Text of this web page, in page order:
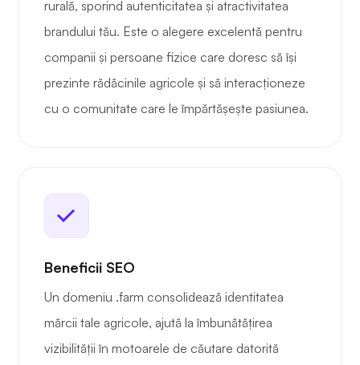
rurală, sporind autenticitatea și atractivitatea
brandului tău. Este o alegere excelentă pentru
companii și persoane fizice care doresc să își
prezinte rădăcinile agricole și să interacționeze
cu o comunitate care le împărtășește pasiunea.
Beneficii SEO
Un domeniu .farm consolidează identitatea
mărcii tale agricole, ajută la îmbunătățirea
vizibilității în motoarele de căutare datorită